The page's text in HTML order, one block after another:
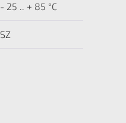
- 25 .. + 85 °C
SZ